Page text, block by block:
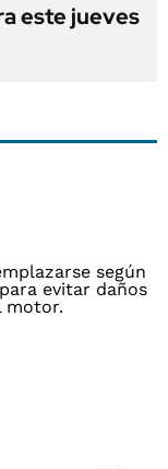
este jueves